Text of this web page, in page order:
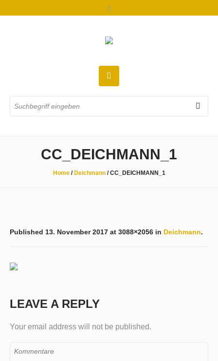
CC_DEICHMANN_1
Home / Deichmann /CC_DEICHMANN_1
Published 13. November 2017 at 3088×2056 in Deichmann.
LEAVE A REPLY
Your email address will not be published.